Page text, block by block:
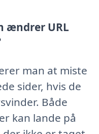
ændrer URL
man at miste
sider, hvis de
Både
kan lande på